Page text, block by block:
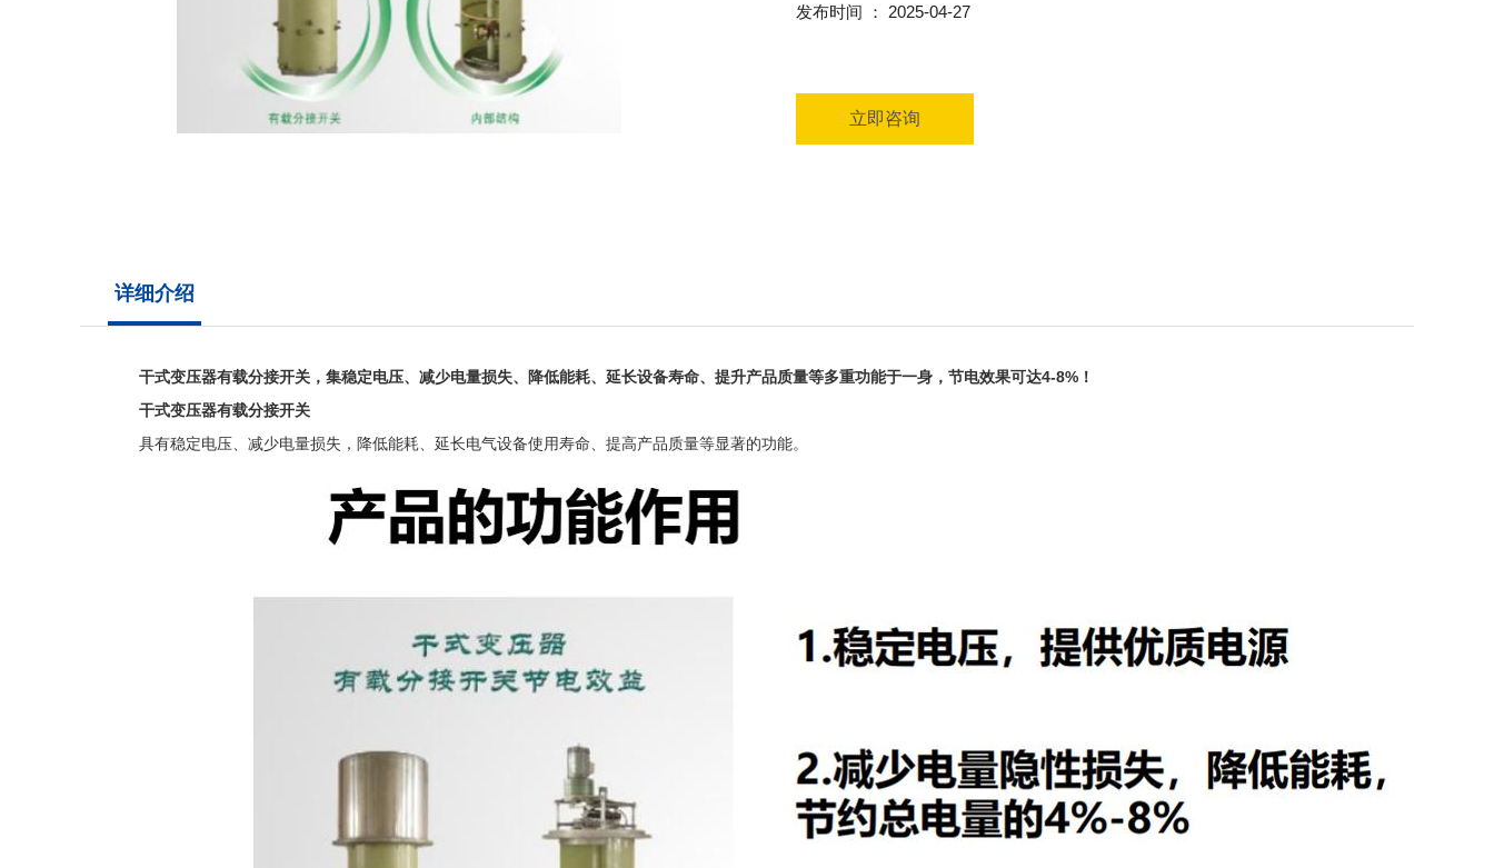
发布时间 ： 2025-04-27
立即咨询
详细介绍
干式变压器有载分接开关，集稳定电压、减少电量损失、降低能耗、延长设备寿命、提升产品质量等多重功能于一身，节电效果可达4-8%！
干式变压器有载分接开关
具有稳定电压、减少电量损失，降低能耗、延长电气设备使用寿命、提高产品质量等显著的功能。